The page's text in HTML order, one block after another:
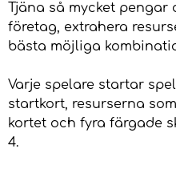
Tjäna så mycket pengar
företag, extrahera
bästa möjliga
Varje spelare startar
startkort, resurserna
kortet och fyra färgade
4.